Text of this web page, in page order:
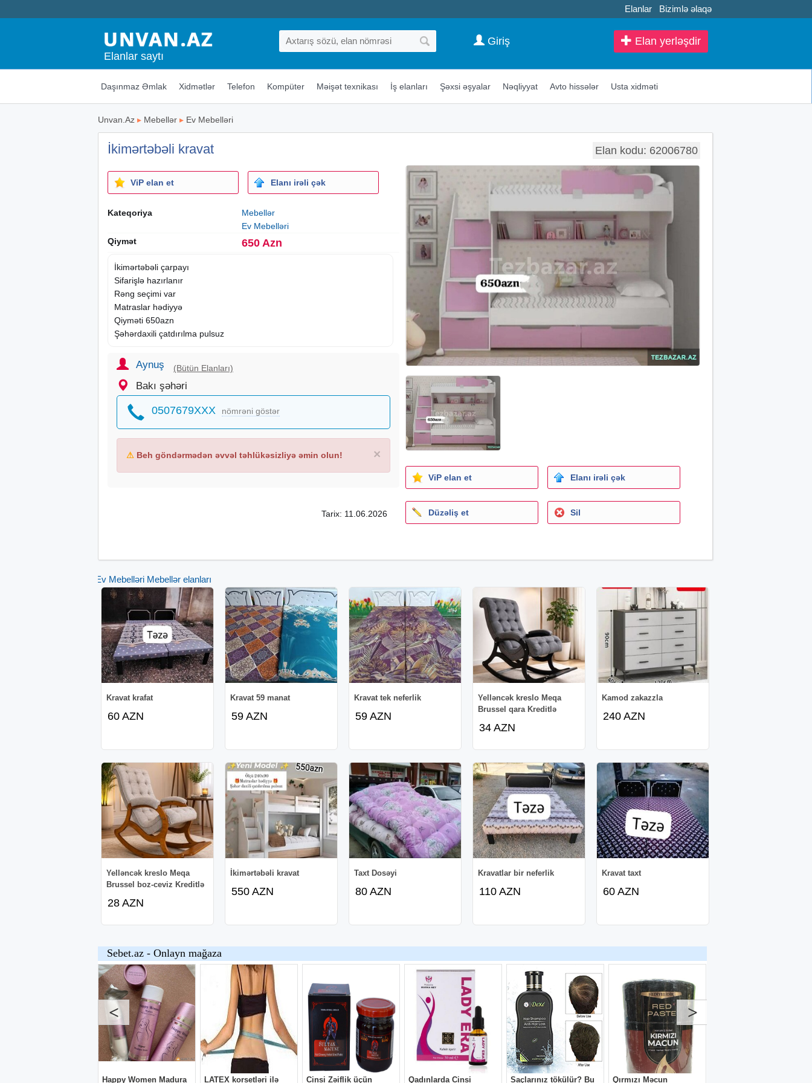
Elanlar Bizimlə əlaqə
Elanlar saytı
Elan yerləşdir
Giriş
Daşınmaz Əmlak Xidmətlər Telefon Kompüter Məişət texnikası İş elanları Şəxsi əşyalar Nəqliyyat Avto hissələr Usta xidməti
Unvan.Az ▸ Mebellər ▸ Ev Mebelləri
İkimərtəbəli kravat Elan kodu: 62006780
ViP elan et Elanı irəli çək
Kateqoriya
Mebellər
Ev Mebelləri
Qiymət
650 Azn
İkimərtəbəli çarpayı
Sifarişlə hazırlanır
Rəng seçimi var
Matraslar hədiyyə
Qiyməti 650azn
Şəhərdaxili çatdırılma pulsuz
Aynuş (Bütün Elanları)
Bakı şəhəri
0507679XXX nömrəni göstər
×
⚠ Beh göndərmədən əvvəl təhlükəsizliyə əmin olun!
Tarix: 11.06.2026
ViP elan et Elanı irəli çək
Düzəliş et Sil
Ev Mebelləri Mebellər elanları
Kravat krafat
60 AZN
Kravat 59 manat
59 AZN
Kravat tek neferlik
59 AZN
Yelləncək kreslo Meqa
Brussel qara Kreditlə
34 AZN
Kamod zakazzla
240 AZN
Yelləncək kreslo Meqa
Brussel boz-ceviz Kreditlə
28 AZN
İkimərtəbəli kravat
550 AZN
Taxt Dosəyi
80 AZN
Kravatlar bir neferlik
110 AZN
Kravat taxt
60 AZN